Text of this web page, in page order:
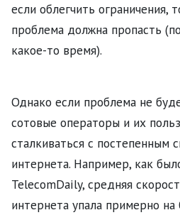
если облегчить ограничения,
проблема должна пропасть
какое-то время).
Однако если проблема не
сотовые операторы и их
сталкиваться с постепенным
интернета. Например, как
TelecomDaily, средняя
интернета упала примерно